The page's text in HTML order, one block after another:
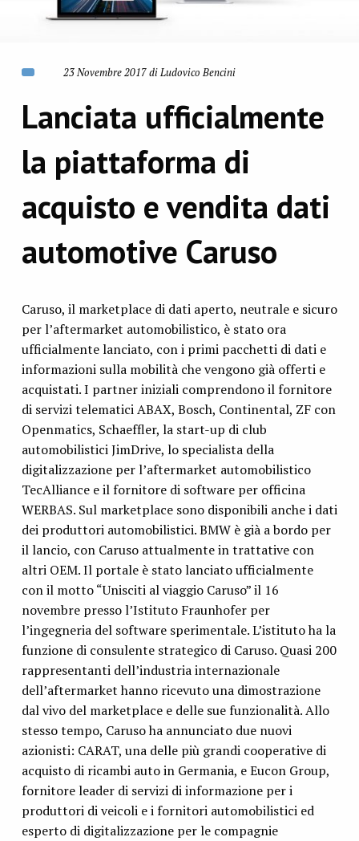
23 Novembre 2017 di Ludovico Bencini
Lanciata ufficialmente
la piattaforma di
acquisto e vendita dati
automotive Caruso
Caruso, il marketplace di dati aperto, neutrale e sicuro
per l’aftermarket automobilistico, è stato ora
ufficialmente lanciato, con i primi pacchetti di dati e
informazioni sulla mobilità che vengono già offerti e
acquistati. I partner iniziali comprendono il fornitore
di servizi telematici ABAX, Bosch, Continental, ZF con
Openmatics, Schaeffler, la start-up di club
automobilistici JimDrive, lo specialista della
digitalizzazione per l’aftermarket automobilistico
TecAlliance e il fornitore di software per officina
WERBAS. Sul marketplace sono disponibili anche i dati
dei produttori automobilistici. BMW è già a bordo per
il lancio, con Caruso attualmente in trattative con
altri OEM. Il portale è stato lanciato ufficialmente
con il motto “Unisciti al viaggio Caruso” il 16
novembre presso l’Istituto Fraunhofer per
l’ingegneria del software sperimentale. L’istituto ha la
funzione di consulente strategico di Caruso. Quasi 200
rappresentanti dell’industria internazionale
dell’aftermarket hanno ricevuto una dimostrazione
dal vivo del marketplace e delle sue funzionalità. Allo
stesso tempo, Caruso ha annunciato due nuovi
azionisti: CARAT, una delle più grandi cooperative di
acquisto di ricambi auto in Germania, e Eucon Group,
fornitore leader di servizi di informazione per i
produttori di veicoli e i fornitori automobilistici ed
esperto di digitalizzazione per le compagnie